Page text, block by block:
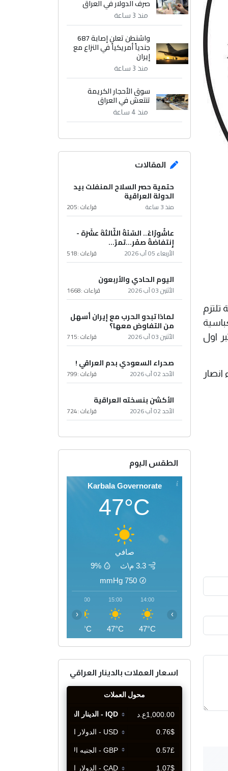
اول
صرف الدولار في العراق
منذ 3 ساعة
واشنطن تعلن إصابة 687
جندياً أمريكياً في النزاع مع
إيران
منذ 3 ساعة
سوق الأحجار الكريمة
تنتعش في العراق
منذ 4 ساعة
المقالات
حتمية حصر السلاح المنفلت بيد
الدولة العراقية
منذ 3 ساعة قراءات :205
عاشُورْاءُ.. السّنَةُ الثّالثةَ عشَرَة -
إِنتفاضةُ صفَر…تمرّ...
الأربعاء 05 آب 2026 قراءات :518
اليوم الحادي والأربعون
الأثنين 03 آب 2026 قراءات :1668
لماذا تبدو الحرب مع إيران أسهل
من التفاوض معها؟
الأثنين 03 آب 2026 قراءات :715
صحراء السعودي بدم العراقي !
الأحد 02 آب 2026 قراءات :799
الأكشن بنسخته العراقية
الأحد 02 آب 2026 قراءات :724
الطقس اليوم
Karbala Governorate
47°C
صافي
3.3 م\ث
9%
750
mmHg
14:00
47°C
15:00
47°C
16:00
47°C
‹ ›
اسعار العملات بالدينار العراقي